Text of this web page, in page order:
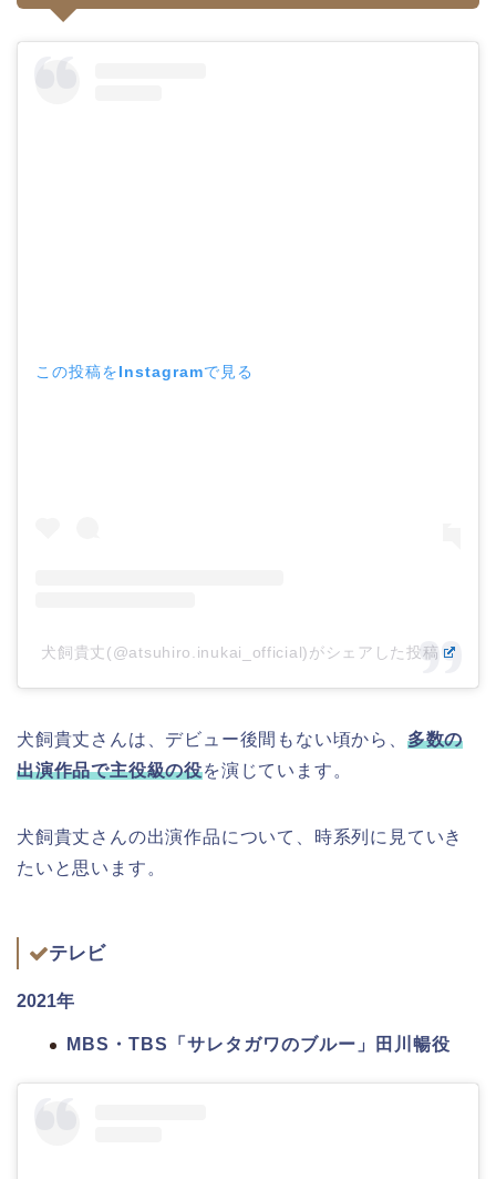
この投稿をInstagramで見る
犬飼貴丈(@atsuhiro.inukai_official)がシェアした投稿
犬飼貴丈さんは、デビュー後間もない頃から、 多数の
出演作品で主役級の役を演じています。
犬飼貴丈さんの出演作品について、時系列に見ていき
たいと思います。
テレビ
2021年
MBS・TBS「サレタガワのブルー」田川暢役